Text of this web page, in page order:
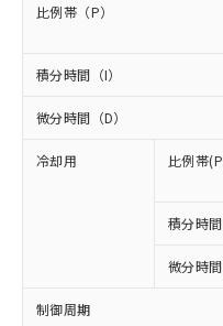
比例帯（P）
積分時間（I）
微分時間（D）
冷却用 比例帯
積分時
微分時
制御周期
※1 対応状況
対応済み：
非含有に対応した